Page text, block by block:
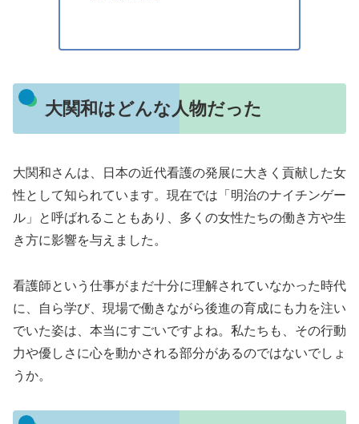
大関和はどんな人物だった
大関和さんは、日本の近代看護の発展に大きく貢献した女
性として知られています。現在では「明治のナイチンゲー
ル」と呼ばれることもあり、多くの女性たちの働き方や生
き方に影響を与えました。
看護師という仕事がまだ十分に理解されていなかった時代
に、自ら学び、現場で働きながら後進の育成にも力を注い
でいた姿は、本当にすごいですよね。私たちも、その行動
力や優しさに心を動かされる部分があるのではないでしょ
うか。